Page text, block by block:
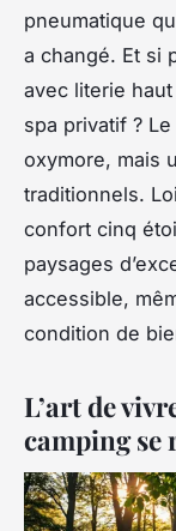
pneumatique
a changé. Et si
avec literie
spa privatif ? Le
oxymore, mais
traditionnels.
confort cinq
paysages
accessible,
condition de
L’art de
camping se